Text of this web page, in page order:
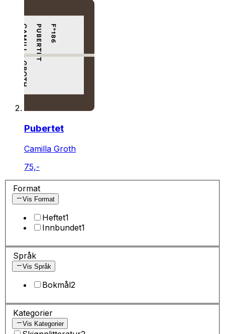
Pubertet
Camilla Groth
75,-
Format
Vis Format
Heftet1
Innbundet1
Språk
Vis Språk
Bokmål2
Kategorier
Vis Kategorier